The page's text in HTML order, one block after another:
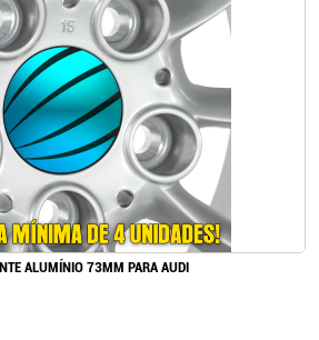
ALUMÍNIO 73MM PARA AUDI